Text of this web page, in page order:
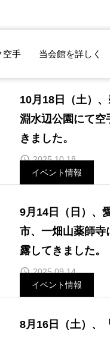
空手 当会館を詳しく
イベント情報
10月18日（土）
淵水辺公園にて空
きました。
2025.10.18
イベント情報
9月14日（日）、
市、一畑山薬師寺
露してきました。
2025.09.14
イベント情報
8月16日（土）、